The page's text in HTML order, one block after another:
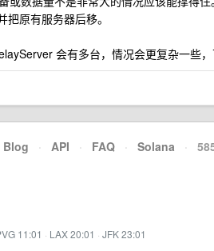
原有服务器后移。
会有多台，情况会更复杂一些，
Blog · API · FAQ · Solana ·
11:01 · LAX 20:01 · JFK 23:01